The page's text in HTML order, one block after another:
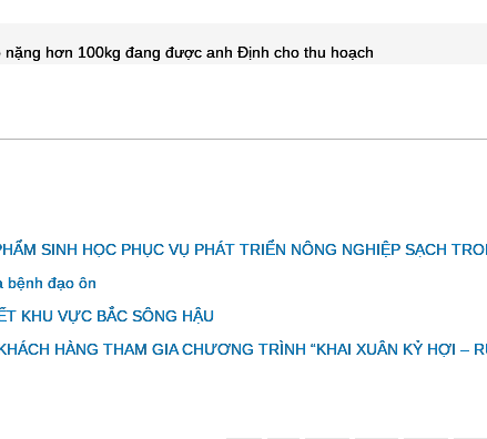
nặng hơn 100kg đang được anh Định cho thu hoạch
SINH HỌC PHỤC VỤ PHÁT TRIỂN NÔNG NGHIỆP SẠCH
bệnh đạo ôn
KHU VỰC BẮC SÔNG HẬU
HÀNG THAM GIA CHƯƠNG TRÌNH “KHAI XUÂN KỶ HỢI –